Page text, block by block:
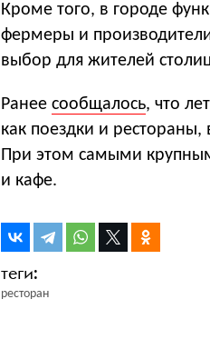
Кроме того, в городе
фермеры и
выбор для жителей
Ранее сообщалось, что
как поездки и
При этом самыми
и кафе.
ресторан